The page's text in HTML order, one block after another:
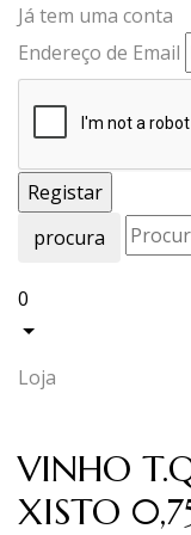
Já tem uma conta
Endereço de Email
procura
0
Loja
VINHO
XISTO